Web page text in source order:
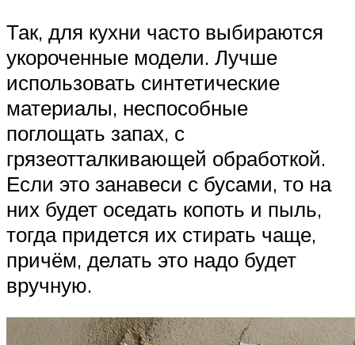
Так, для кухни часто выбираются
укороченные модели. Лучше
использовать синтетические
материалы, неспособные
поглощать запах, с
грязеотталкивающей обработкой.
Если это занавеси с бусами, то на
них будет оседать копоть и пыль,
тогда придется их стирать чаще,
причём, делать это надо будет
вручную.